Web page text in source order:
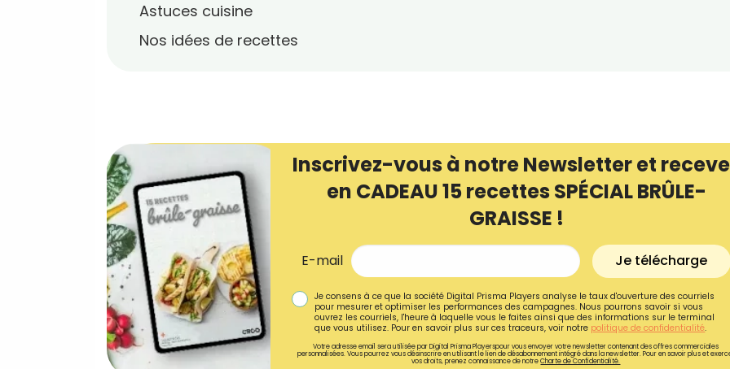
Astuces cuisine
Nos idées de recettes
Inscrivez-vous à notre Newsletter et
en CADEAU 15 recettes SPÉCIAL BRÛLE-
GRAISSE !
E-mail Je télécharge
Je consens à ce que la société Digital Prisma Players analyse le taux d'ouverture des courriels
pour mesurer et optimiser les performances des campagnes. Nous pourrons savoir si vous
ouvrez les courriels, l'heure à laquelle vous le faites ainsi que des informations sur le terminal
que vous utilisez. Pour en savoir plus sur ces traceurs, voir notre politique de confidentialité.
Votre adresse email sera utilisée par Digital Prisma Playerspour vous envoyer votre newsletter contenant des offres commerciales
personnalisées. Vous pourrez vous désinscrire en utilisant le lien de désabonnement intégré dans la newsletter. Pour en savoir plus et
vos droits, prenez connaissance de notreCharte de Confidentialité.